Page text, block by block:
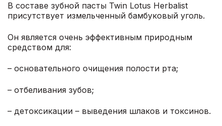
В составе зубной пасты Twin Lotus Herbalist
присутствует измельченный бамбуковый уголь.
Он является очень эффективным природным
средством для:
– основательного очищения полости рта;
– отбеливания зубов;
– детоксикации – выведения шлаков и токсинов.